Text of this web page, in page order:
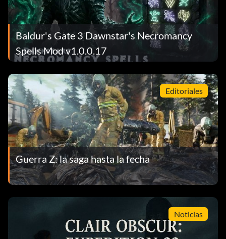
Baldur's Gate 3 Dawnstar's Necromancy
Spells Mod v1.0.0.17
Editoriales
Guerra Z: la saga hasta la fecha
Noticias